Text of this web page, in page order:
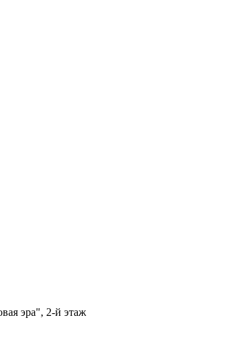
эра", 2-й этаж